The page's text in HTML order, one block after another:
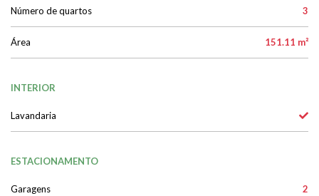
Número de quartos 3
Área 151.11 m²
INTERIOR
Lavandaria
ESTACIONAMENTO
Garagens 2